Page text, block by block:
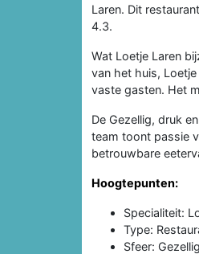
Laren. Dit
4.3.
Wat Loetje Laren
van het huis,
vaste gasten. Het
De Gezellig, druk
team toont passie
betrouwbare
Hoogtepunten:
Specialiteit:
Type:
Sfeer: